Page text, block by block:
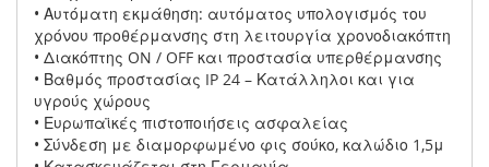
• Αυτόματη εκμάθηση: αυτόματος υπολογισμός του
χρόνου προθέρμανσης στη λειτουργία χρονοδιακόπτη
• Διακόπτης ON / OFF και προστασία υπερθέρμανσης
• Βαθμός προστασίας IP 24 – Κατάλληλοι και για
υγρούς χώρους
• Ευρωπαϊκές πιστοποιήσεις ασφαλείας
• Σύνδεση με διαμορφωμένο φις σούκο, καλώδιο 1,5μ